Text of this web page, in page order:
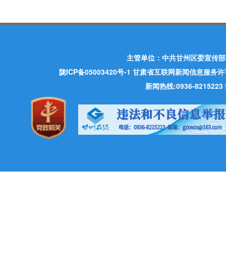
主管单位：中共甘州区委宣传
陇ICP备05003420号-1 甘肃省互联网新闻信息服务
新闻热线:0936-8215223